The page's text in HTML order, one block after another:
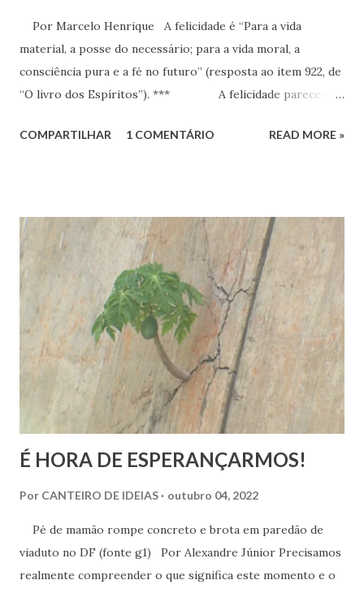
Por Marcelo Henrique A felicidade é “Para a vida
material, a posse do necessário; para a vida moral, a
consciência pura e a fé no futuro” (resposta ao item 922, de
“O livro dos Espíritos”). *** A felicidade parece ser
desejo, a aspiração, o projeto de vida de cada criatura,
alegria. Esta última corresponde a instantes, momentos que
têm duração variável e que pertencem ao âmbito dos
sentimentos derivados de experiências específicas, onde se
pode compreender o alcance das emoções. Já a felicidade…
Ah, esta corresponde a um ideal de inspiração, como se,
figurativamente, estivéssemos diante da linha de chegada
de uma competição esportiva ou o ápice de uma monta...
COMPARTILHAR 1 COMENTÁRIO READ MORE »
É HORA DE ESPERANÇARMOS!
Por CANTEIRO DE IDEIAS outubro 04, 2022
Pé de mamão rompe concreto e brota em paredão de
viaduto no DF (fonte g1) Por Alexandre Júnior Precisamos
realmente compreender o que significa este momento e o